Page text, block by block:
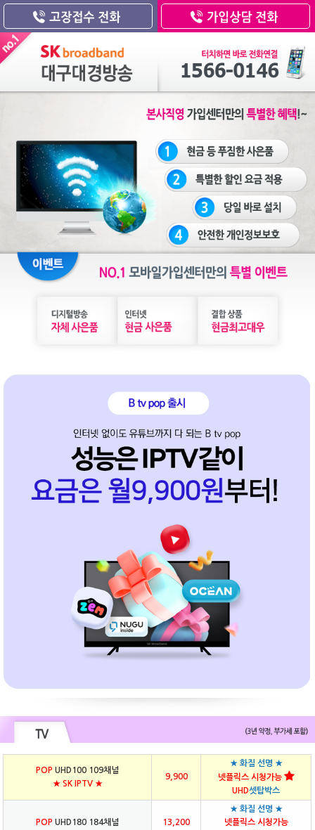
POP UHD100 109채널
★ SK IPTV ★
9,900
★ 화질 선명 ★
넷플릭스 시청가능
UHD셋탑박스
POP UHD180 184채널 13,200
★ 화질 선명 ★
넷플릭스 시청가능